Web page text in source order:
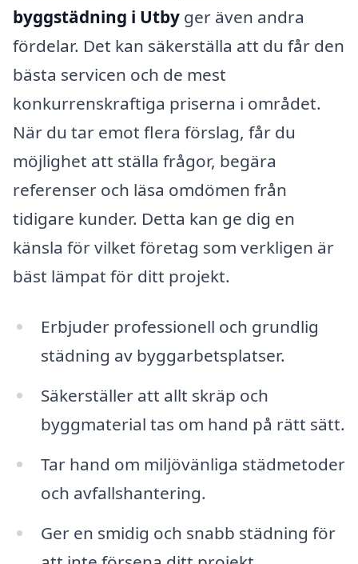
byggstädning i Utby ger även andra
fördelar. Det kan säkerställa att du får den
bästa servicen och de mest
konkurrenskraftiga priserna i området.
När du tar emot flera förslag, får du
möjlighet att ställa frågor, begära
referenser och läsa omdömen från
tidigare kunder. Detta kan ge dig en
känsla för vilket företag som verkligen är
bäst lämpat för ditt projekt.
Erbjuder professionell och grundlig
städning av byggarbetsplatser.
Säkerställer att allt skräp och
byggmaterial tas om hand på rätt sätt.
Tar hand om miljövänliga städmetoder
och avfallshantering.
Ger en smidig och snabb städning för